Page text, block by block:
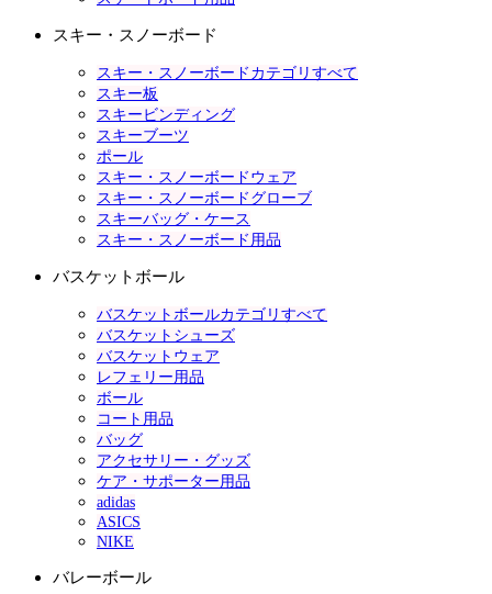
スキー・スノーボード
スキー・スノーボードカテゴリすべて
スキー板
スキービンディング
スキーブーツ
ポール
スキー・スノーボードウェア
スキー・スノーボードグローブ
スキーバッグ・ケース
スキー・スノーボード用品
バスケットボール
バスケットボールカテゴリすべて
バスケットシューズ
バスケットウェア
レフェリー用品
ボール
コート用品
バッグ
アクセサリー・グッズ
ケア・サポーター用品
adidas
ASICS
NIKE
バレーボール